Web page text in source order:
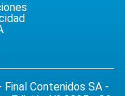
Contenidos SA -